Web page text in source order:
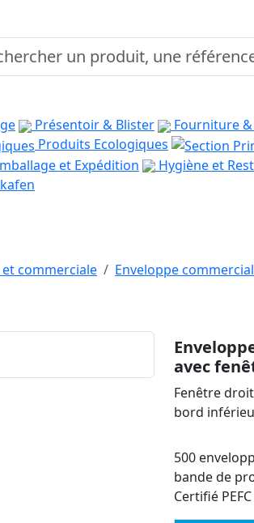
Présentoir & Blister Fourniture
Produits Ecologiques
et Expédition Hygiène et
commerciale Enveloppe
avec
Fenêtre
bord
500
bande de
Certifié PEFC